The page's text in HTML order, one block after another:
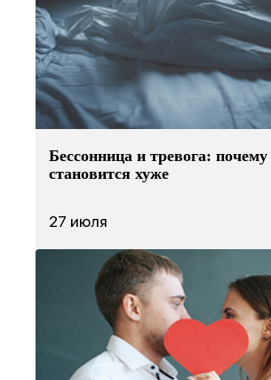
Бессонница и тревога:
становится хуже
27 июля